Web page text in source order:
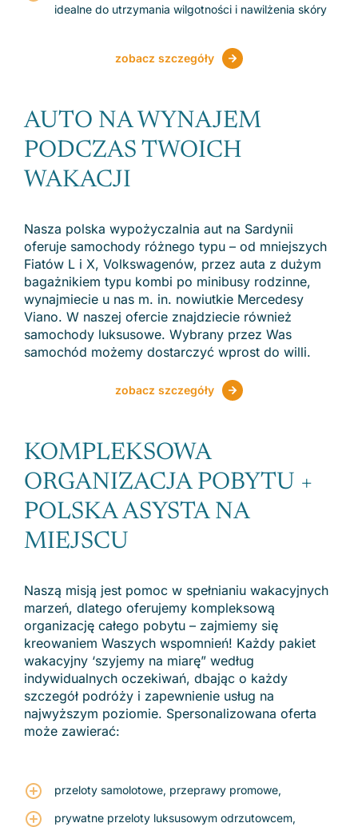
idealne do utrzymania wilgotności i nawilżenia skóry
zobacz szczegóły
AUTO NA WYNAJEM
PODCZAS TWOICH
WAKACJI
Nasza polska wypożyczalnia aut na Sardynii
oferuje samochody różnego typu – od mniejszych
Fiatów L i X, Volkswagenów, przez auta z dużym
bagażnikiem typu kombi po minibusy rodzinne,
wynajmiecie u nas m. in. nowiutkie Mercedesy
Viano. W naszej ofercie znajdziecie również
samochody luksusowe. Wybrany przez Was
samochód możemy dostarczyć wprost do willi.
zobacz szczegóły
KOMPLEKSOWA
ORGANIZACJA POBYTU +
POLSKA ASYSTA NA
MIEJSCU
Naszą misją jest pomoc w spełnianiu wakacyjnych
marzeń, dlatego oferujemy kompleksową
organizację całego pobytu – zajmiemy się
kreowaniem Waszych wspomnień! Każdy pakiet
wakacyjny ‘szyjemy na miarę” według
indywidualnych oczekiwań, dbając o każdy
szczegół podróży i zapewnienie usług na
najwyższym poziomie. Spersonalizowana oferta
może zawierać:
przeloty samolotowe, przeprawy promowe,
prywatne przeloty luksusowym odrzutowcem,